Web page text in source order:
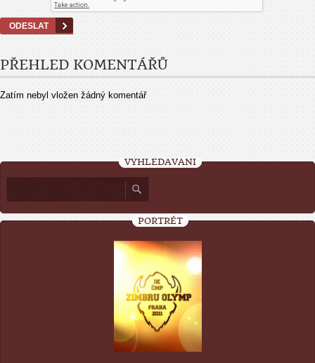
PŘEHLED KOMENTÁŘŮ
Zatím nebyl vložen žádný komentář
VYHLEDÁVÁNÍ
PORTRÉT